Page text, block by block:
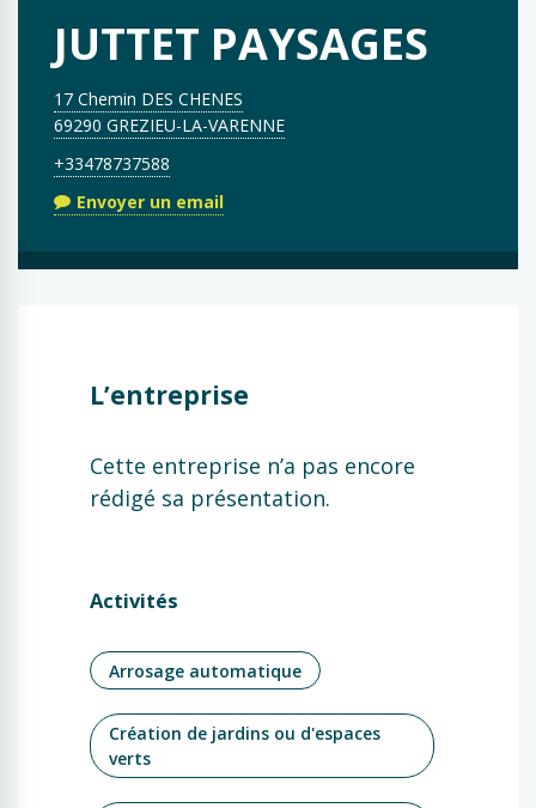
JUTTET PAYSAGES
17 Chemin DES CHENES
69290 GREZIEU-LA-VARENNE
+33478737588
Envoyer un email
L’entreprise
Cette entreprise n’a pas encore
rédigé sa présentation.
Activités
Arrosage automatique
Création de jardins ou d'espaces
verts